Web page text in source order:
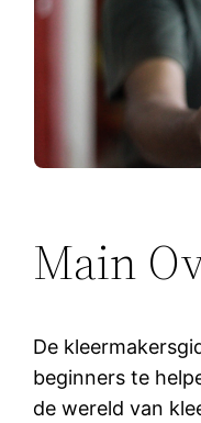
Main
De
beginners te
de wereld van